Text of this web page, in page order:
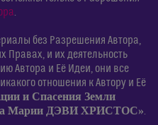
.
без Разрешения Автора,
Правах, и их деятельность
Автора и Её Идеи, они все
отношения к Автору и Её
и Спасения Земли
Марии ДЭВИ ХРИСТОС».